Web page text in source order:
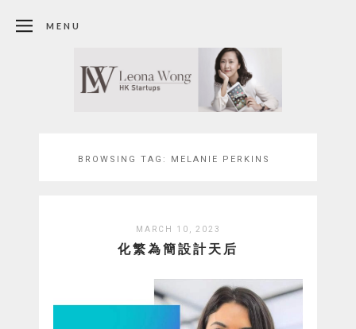
MENU
BROWSING TAG: MELANIE PERKINS
MARCH 10, 2023
化繁為簡設計天后